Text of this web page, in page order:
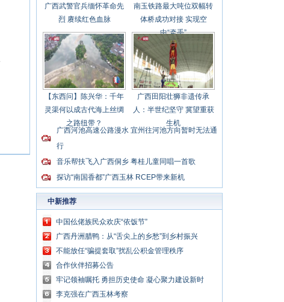
广西武警官兵缅怀革命先
烈 赓续红色血脉
南玉铁路最大吨位双幅转
体桥成功对接 实现空
中“牵手”
【东西问】陈兴华：千年
灵渠何以成古代海上丝绸
之路纽带？
广西田阳壮狮非遗传承
人：半世纪坚守 冀望重获
生机
广西河池高速公路漫水 宜州往河池方向暂时无法通
行
音乐帮扶飞入广西侗乡 粤桂儿童同唱一首歌
探访“南国香都”广西玉林 RCEP带来新机
中新推荐
中国仫佬族民众欢庆“依饭节”
广西丹洲腊鸭：从“舌尖上的乡愁”到乡村振兴
的“利器”
不能放任“骗提套取”扰乱公积金管理秩序
合作伙伴招募公告
牢记领袖嘱托 勇担历史使命 凝心聚力建设新时
代中国特色社会主义壮美广西
李克强在广西玉林考察